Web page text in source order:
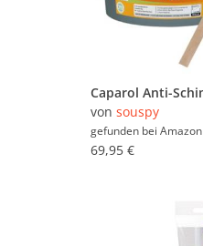
von souspy
gefunden bei Amazon
69,95 €